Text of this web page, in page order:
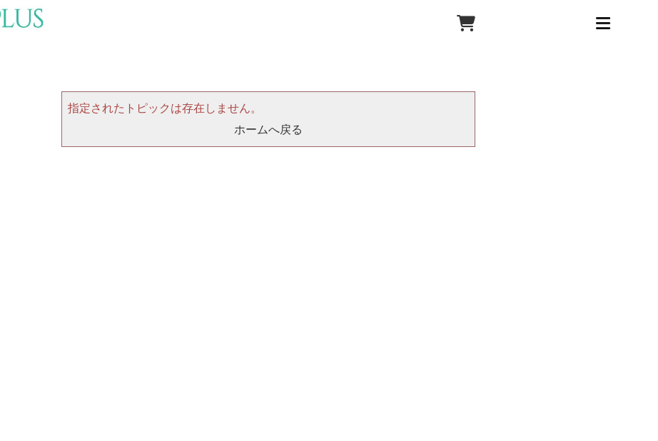
指定されたトピックは存在しません。
ホームへ戻る